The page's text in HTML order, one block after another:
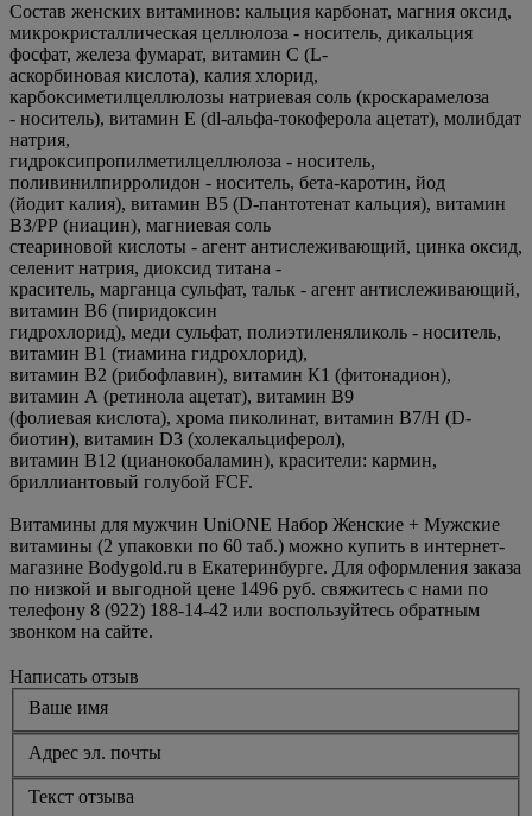
Состав женских витаминов: кальция карбонат, магния оксид,
микрокристаллическая целлюлоза - носитель, дикальция
фосфат, железа фумарат, витамин С (L-
аскорбиновая кислота), калия хлорид,
карбоксиметилцеллюлозы натриевая соль (кроскарамелоза
- носитель), витамин Е (dl-альфа-токоферола ацетат), молибдат
натрия,
гидроксипропилметилцеллюлоза - носитель,
поливинилпирролидон - носитель, бета-каротин, йод
(йодит калия), витамин В5 (D-пантотенат кальция), витамин
В3/РР (ниацин), магниевая соль
стеариновой кислоты - агент антислеживающий, цинка оксид,
селенит натрия, диоксид титана -
краситель, марганца сульфат, тальк - агент антислеживающий,
витамин В6 (пиридоксин
гидрохлорид), меди сульфат, полиэтиленяликоль - носитель,
витамин В1 (тиамина гидрохлорид),
витамин В2 (рибофлавин), витамин К1 (фитонадион),
витамин А (ретинола ацетат), витамин В9
(фолиевая кислота), хрома пиколинат, витамин В7/Н (D-
биотин), витамин D3 (холекальциферол),
витамин В12 (цианокобаламин), красители: кармин,
бриллиантовый голубой FCF.
Витамины для мужчин UniONE Набор Женские + Мужские
витамины (2 упаковки по 60 таб.) можно купить в интернет-
магазине Bodygold.ru в Екатеринбурге. Для оформления заказа
по низкой и выгодной цене 1496 руб. свяжитесь с нами по
телефону 8 (922) 188-14-42 или воспользуйтесь обратным
звонком на сайте.
Написать отзыв
Ваше имя
Адрес эл. почты
Текст отзыва